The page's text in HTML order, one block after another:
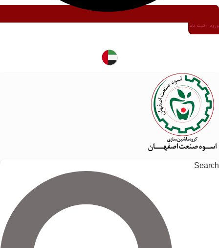
ورود | ثبت نام
Search